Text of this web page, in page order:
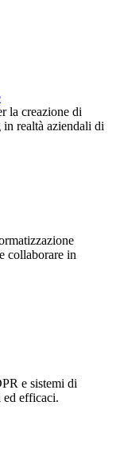
la creazione di
realtà aziendali di
collaborare in
e sistemi di
ed efficaci.